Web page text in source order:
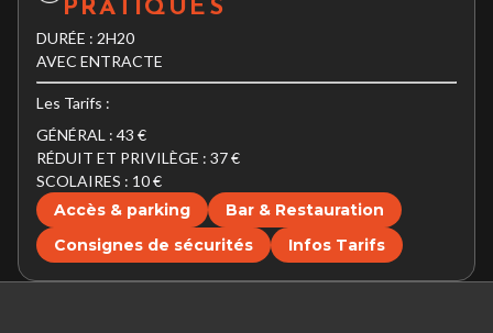
PRATIQUES
DURÉE : 2H20
AVEC ENTRACTE
Les Tarifs :
GÉNÉRAL : 43 €
RÉDUIT ET PRIVILÈGE : 37 €
SCOLAIRES : 10 €
Accès & parking
Bar & Restauration
Consignes de sécurités
Infos Tarifs